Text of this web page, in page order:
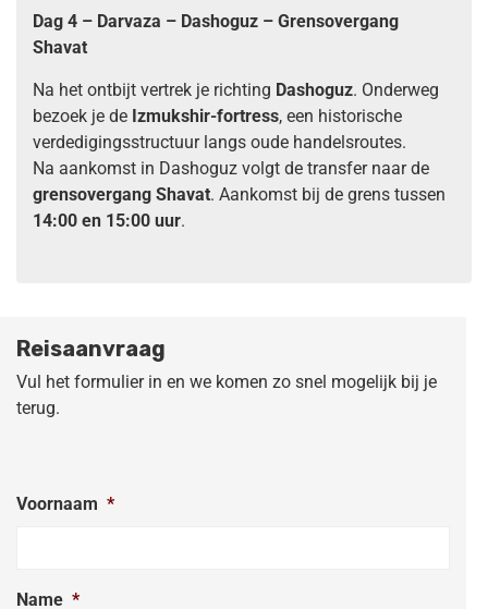
Dag 4 – Darvaza – Dashoguz – Grensovergang
Shavat
Na het ontbijt vertrek je richting Dashoguz. Onderweg
bezoek je de Izmukshir-fortress, een historische
verdedigingsstructuur langs oude handelsroutes.
Na aankomst in Dashoguz volgt de transfer naar de
grensovergang Shavat. Aankomst bij de grens tussen
14:00 en 15:00 uur.
Reisaanvraag
Vul het formulier in en we komen zo snel mogelijk bij je
terug.
Voornaam *
Name *